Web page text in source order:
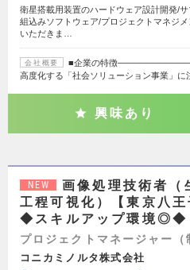
衛星搭載用装置のハードウェア設計開発/
組込みソフトウェア/プロジェクトマネジ
いただきま…
会社概要
■企業の特徴
高度化する「社会ソリューション事業」に
興味あり
NEW
画像処理技術者（
工程可視化）【東京八
◆スキルアップ環境◎◆
プロジェクトマネージャー（
コニカミノルタ株式会社